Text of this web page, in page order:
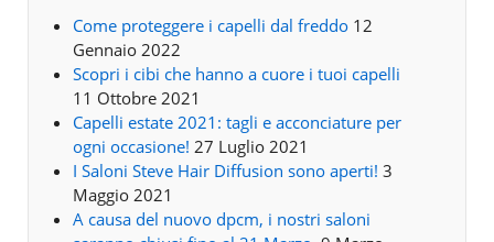
Come proteggere i capelli dal freddo 12
Gennaio 2022
Scopri i cibi che hanno a cuore i tuoi capelli
11 Ottobre 2021
Capelli estate 2021: tagli e acconciature per
ogni occasione! 27 Luglio 2021
I Saloni Steve Hair Diffusion sono aperti! 3
Maggio 2021
A causa del nuovo dpcm, i nostri saloni